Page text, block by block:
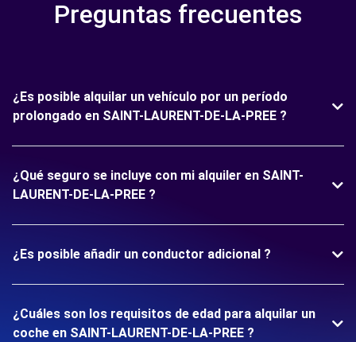
Preguntas frecuentes
¿Es posible alquilar un vehículo por un período
prolongado en SAINT-LAURENT-DE-LA-PREE ?
¿Qué seguro se incluye con mi alquiler en SAINT-
LAURENT-DE-LA-PREE ?
¿Es posible añadir un conductor adicional ?
¿Cuáles son los requisitos de edad para alquilar un
coche en SAINT-LAURENT-DE-LA-PREE ?